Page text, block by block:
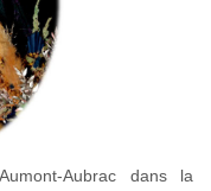
Aubrac dans la